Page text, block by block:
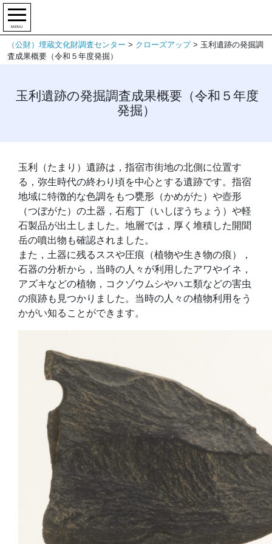
MENU
（公財）埋蔵文化財調査センター > クローズアップ> 玉利遺跡の発掘調
査成果概要（令和５年度発掘）
玉利遺跡の発掘調査成果概要（令和５年度
発掘）
玉利（たまり）遺跡は，指宿市街地の北側に位置す
る，弥生時代の終わり頃を中心とする遺跡です。指宿
地域に特徴的な色調をもつ甕形（かめがた）や壺形
（つぼがた）の土器，石庖丁（いしぼうちょう）や軽
石製品が出土しました。地層では，厚く堆積した開聞
岳の噴出物も確認されました。
また，土器に残るススや圧痕（植物や生き物の痕），
石器の分析から，当時の人々が利用したアワやイネ，
アズキなどの植物，コクゾウムシやハエ類などの害虫
の痕跡も見つかりました。当時の人々の植物利用をう
かがい知ることができます。